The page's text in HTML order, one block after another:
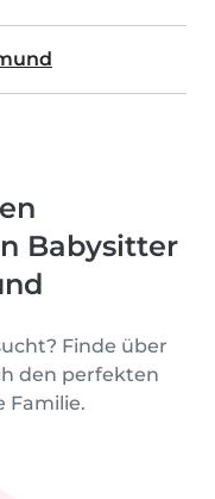
Babysitter
Finde über
den perfekten
Familie.